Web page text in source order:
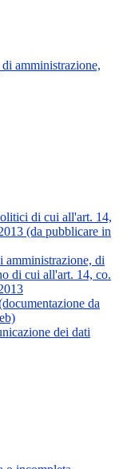
amministrazione,
di cui all'art. 14,
(da pubblicare in
di
di cui all'art. 14, co.
da
dei dati